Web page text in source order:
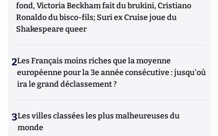
fond, Victoria Beckham fait du brukini, Cristiano
Ronaldo du bisco-fils; Suri ex Cruise joue du
Shakespeare queer
2Les Français moins riches que la moyenne
européenne pour la 3e année consécutive : jusqu'où
ira le grand déclassement ?
3Les villes classées les plus malheureuses du
monde